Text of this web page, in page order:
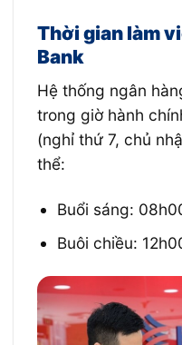
Thời gian làm
Bank
Hệ thống ngân
trong giờ hành
(nghỉ thứ 7, chủ
thể:
Buổi sáng:
Buôi chiều: